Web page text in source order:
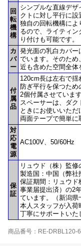
回
転
機
構
シンプルな直線デ
クトに対し平行に設
独自の回転機構によ
るので、ライティ
り付けも可能です。
カ
バ
ー
発光面の乳白カバー
でいます。そのため
近も含めた空間全体
付
属
品
120cm長は左右で
防ぎ平行を保つた
2個付属させています
スペーサーは、ダ
ときにお使いいただ
両面テープで簡単に
対
応
電
源
AC100V、50/60Hz
保
証
リュウド（株）監
製造国：中国（弊社
保証期間：リュウド
事業届提出済）の2
ています。（新潟県
本人スタッフが入荷
丁寧にサポートいた
商品番号：RE-DRBL120-